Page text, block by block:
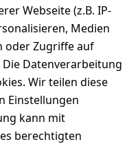
Webseite (z.B. IP-
Medien
oder Zugriffe auf
Datenverarbeitung
Wir teilen diese
Einstellungen
kann mit
berechtigten
24h-
Facebook-
Seite
unsere
Damen &
Herren
unsere
Gutscheine &